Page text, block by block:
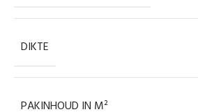
DIKTE
PAKINHOUD IN M²